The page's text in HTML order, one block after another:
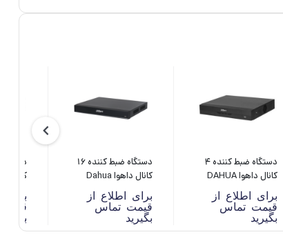
دستگاه ضبط کننده 4
کانال داهوا DAHUA
XVR5104HS-4KL-I3
برای اطلاع از
قیمت تماس
بگیرید
دستگاه ضبط کننده 16
کانال داهوا Dahua
XVR7216AN-4K-I3
برای اطلاع از
قیمت تماس
بگیرید
برای
بگیرید